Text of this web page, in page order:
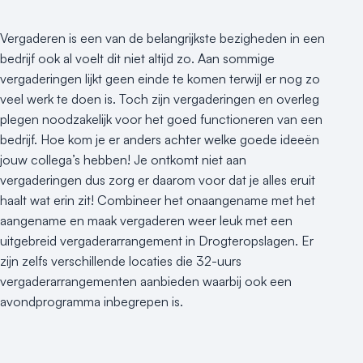
Hybride events
Industriële locatie
Kasteel en landgoed
Kleine / intieme locatie
Locaties aan zee
Museum
Theater
Varende locatie
Vergaderen is een van de belangrijkste bezigheden in een
bedrijf ook al voelt dit niet altijd zo. Aan sommige
vergaderingen lijkt geen einde te komen terwijl er nog zo
veel werk te doen is. Toch zijn vergaderingen en overleg
plegen noodzakelijk voor het goed functioneren van een
bedrijf. Hoe kom je er anders achter welke goede ideeën
jouw collega’s hebben! Je ontkomt niet aan
vergaderingen dus zorg er daarom voor dat je alles eruit
haalt wat erin zit! Combineer het onaangename met het
aangename en maak vergaderen weer leuk met een
uitgebreid vergaderarrangement in Drogteropslagen. Er
zijn zelfs verschillende locaties die 32-uurs
vergaderarrangementen aanbieden waarbij ook een
avondprogramma inbegrepen is.